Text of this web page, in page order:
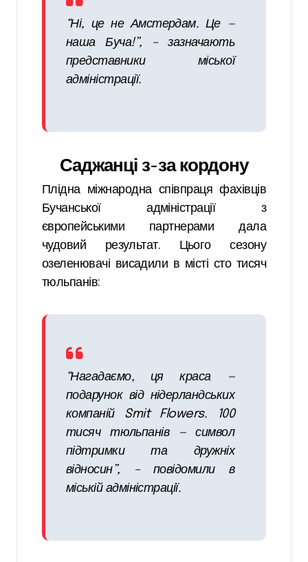
“Ні, це не Амстердам. Це —
наша Буча!”, – зазначають
представники міської
адміністрації.
Саджанці з-за кордону
Плідна міжнародна співпраця фахівців
Бучанської адміністрації з
європейськими партнерами дала
чудовий результат. Цього сезону
озеленювачі висадили в місті сто тисяч
тюльпанів:
“Нагадаємо, ця краса —
подарунок від нідерландських
компаній Smit Flowers. 100
тисяч тюльпанів — символ
підтримки та дружніх
відносин”, – повідомили в
міській адміністрації.